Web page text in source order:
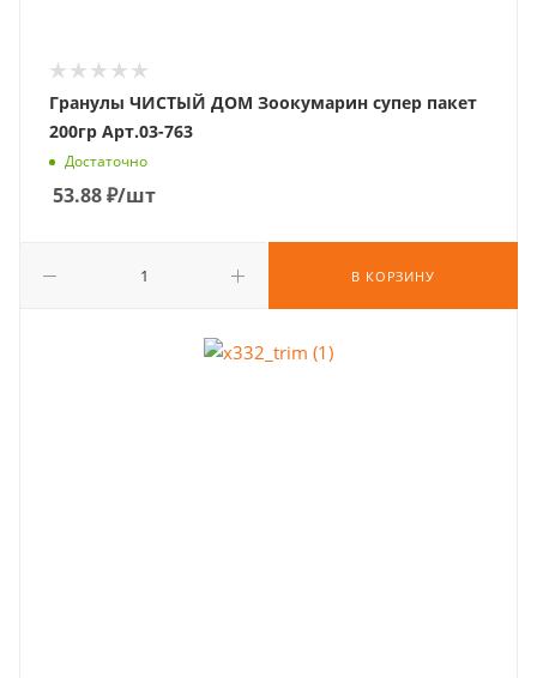
Гранулы ЧИСТЫЙ ДОМ Зоокумарин супер пакет
200гр Арт.03-763
Достаточно
53.88₽/шт
В КОРЗИНУ